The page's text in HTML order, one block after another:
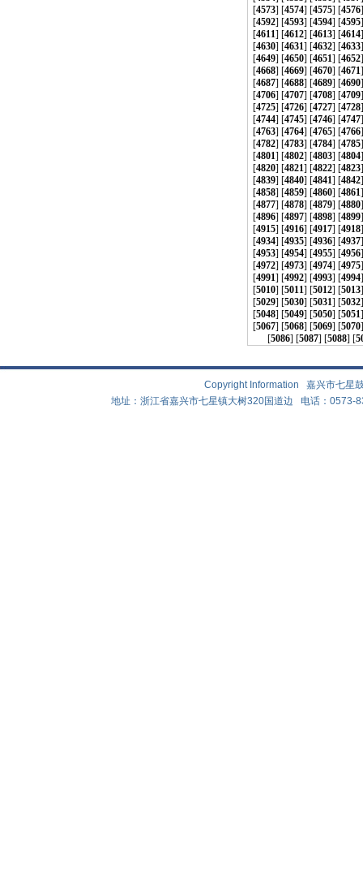
[4573] [4574] [4575] [4576
[4592] [4593] [4594] [4595
[4611] [4612] [4613] [4614
[4630] [4631] [4632] [4633
[4649] [4650] [4651] [4652
[4668] [4669] [4670] [4671
[4687] [4688] [4689] [4690
[4706] [4707] [4708] [4709
[4725] [4726] [4727] [4728
[4744] [4745] [4746] [4747
[4763] [4764] [4765] [4766
[4782] [4783] [4784] [4785
[4801] [4802] [4803] [4804
[4820] [4821] [4822] [4823
[4839] [4840] [4841] [4842
[4858] [4859] [4860] [4861
[4877] [4878] [4879] [4880
[4896] [4897] [4898] [4899
[4915] [4916] [4917] [4918
[4934] [4935] [4936] [4937
[4953] [4954] [4955] [4956
[4972] [4973] [4974] [4975
[4991] [4992] [4993] [4994
[5010] [5011] [5012] [5013
[5029] [5030] [5031] [5032
[5048] [5049] [5050] [5051
[5067] [5068] [5069] [5070
[5086] [5087] [5088] [
Copyright Information 嘉兴市七
地址：浙江省嘉兴市七星镇大树320国道边 电话：